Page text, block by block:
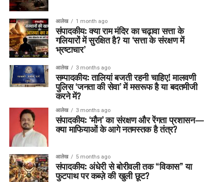
आलेख 1 month ago
संपादकीय: क्या राम मंदिर का चढ़ावा सत्ता के
गलियारों में सुरक्षित है? या ‘सत्ता के संरक्षण में
भ्रष्टाचार’
आलेख 3 months ago
सम्पादकीय: तालियां बजती रहनी चाहिए! मालवणी
पुलिस ‘जनता की सेवा’ में मसरूफ है या बदतमीजी
करने में?
आलेख 3 months ago
संपादकीय: ‘मौन’ का संरक्षण और रेंगता प्रशासन—
क्या माफियाओं के आगे नतमस्तक है तंत्र?
आलेख 5 months ago
संपादकीय: अंधेरी से बोरीवली तक “विकास” या
फुटपाथ पर कब्ज़े की खुली छूट?